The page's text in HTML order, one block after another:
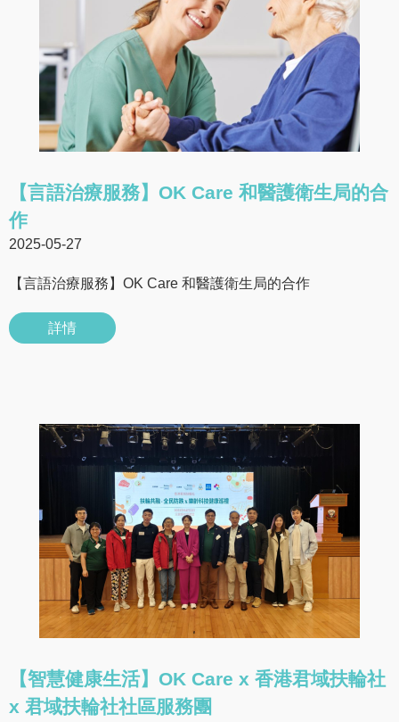
【言語治療服務】OK Care 和醫護衛生局的合
作
2025-05-27
【言語治療服務】OK Care 和醫護衛生局的合作
詳情
【智慧健康生活】OK Care x 香港君域扶輪社
x 君域扶輪社社區服務團